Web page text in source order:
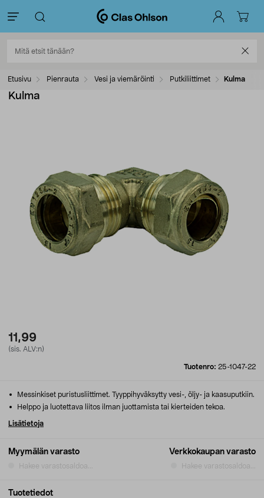
Etusivu Pienrauta Vesi ja viemäröinti Putkiliittimet Kulma
Kulma
11,99
(sis. ALV:n)
Tuotenro: 25-1047-22
Myymälän varasto
Hakee varastosaldoa...
Verkkokaupan varasto
Hakee varastosaldoa...
Messinkiset puristusliittimet. Tyyppihyväksytty vesi-, öljy- ja kaasuputkiin.
Helppo ja luotettava liitos ilman juottamista tai kierteiden tekoa.
Lisätietoja
Tuotetiedot